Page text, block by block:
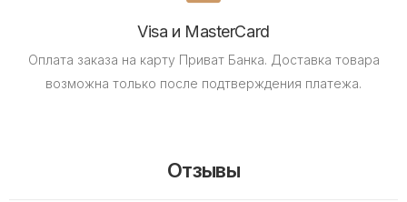
Visa и MasterCard
Оплата заказа на карту Приват Банка. Доставка товара
возможна только после подтверждения платежа.
Отзывы